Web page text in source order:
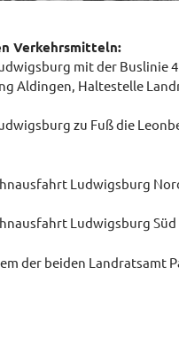
Verkehrsmitteln:
mit der Buslinie
Aldingen, Haltestelle
zu Fuß die
Ludwigsburg
Ludwigsburg
der beiden Landratsamt